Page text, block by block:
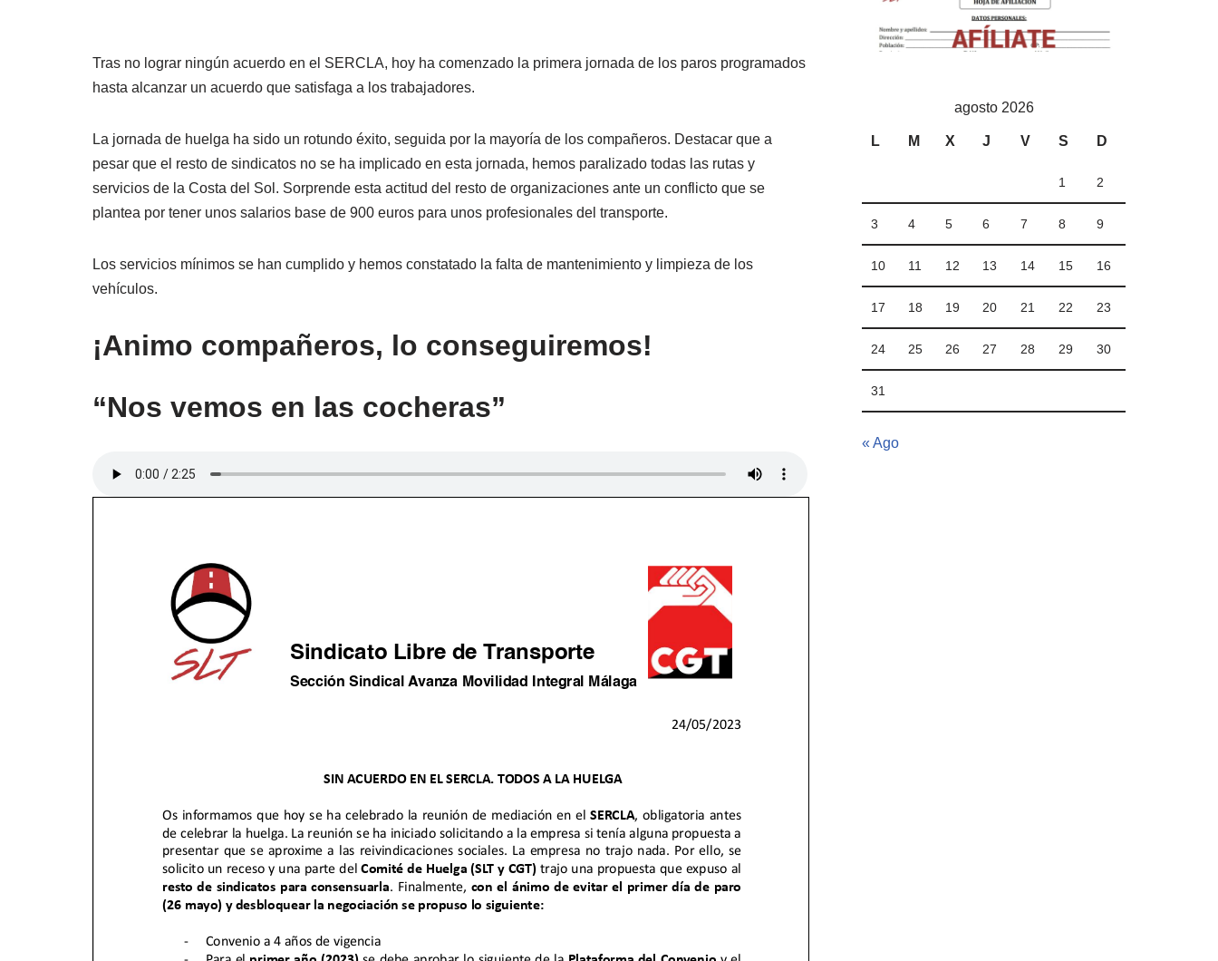
Tras no lograr ningún acuerdo en el SERCLA, hoy ha comenzado la primera jornada de los paros programados
hasta alcanzar un acuerdo que satisfaga a los trabajadores.
La jornada de huelga ha sido un rotundo éxito, seguida por la mayoría de los compañeros. Destacar que a
pesar que el resto de sindicatos no se ha implicado en esta jornada, hemos paralizado todas las rutas y
servicios de la Costa del Sol. Sorprende esta actitud del resto de organizaciones ante un conflicto que se
plantea por tener unos salarios base de 900 euros para unos profesionales del transporte.
Los servicios mínimos se han cumplido y hemos constatado la falta de mantenimiento y limpieza de los
vehículos.
¡Animo compañeros, lo conseguiremos!
“Nos vemos en las cocheras”
agosto 2026
L M X J V S D
1 2
3 4 5 6 7 8 9
10 11 12 13 14 15 16
17 18 19 20 21 22 23
24 25 26 27 28 29 30
31
« Ago